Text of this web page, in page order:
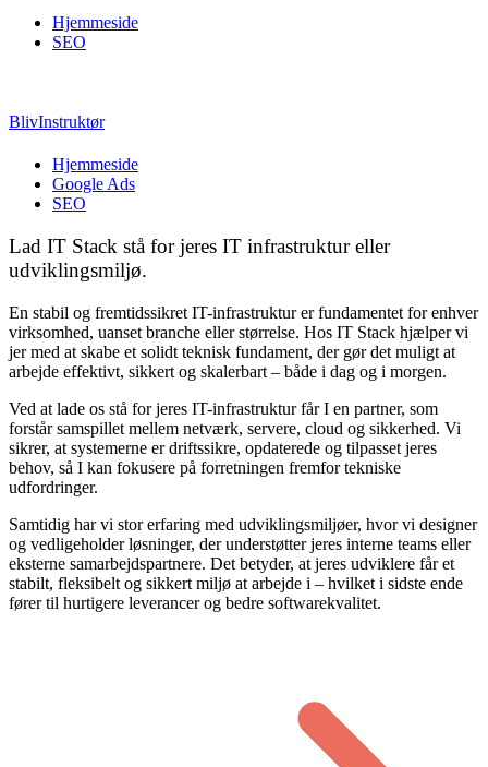
Hjemmeside
SEO
BlivInstruktør
Hjemmeside
Google Ads
SEO
Lad IT Stack stå for jeres IT infrastruktur eller
udviklingsmiljø.
En stabil og fremtidssikret IT-infrastruktur er fundamentet for enhver
virksomhed, uanset branche eller størrelse. Hos IT Stack hjælper vi
jer med at skabe et solidt teknisk fundament, der gør det muligt at
arbejde effektivt, sikkert og skalerbart – både i dag og i morgen.
Ved at lade os stå for jeres IT-infrastruktur får I en partner, som
forstår samspillet mellem netværk, servere, cloud og sikkerhed. Vi
sikrer, at systemerne er driftssikre, opdaterede og tilpasset jeres
behov, så I kan fokusere på forretningen fremfor tekniske
udfordringer.
Samtidig har vi stor erfaring med udviklingsmiljøer, hvor vi designer
og vedligeholder løsninger, der understøtter jeres interne teams eller
eksterne samarbejdspartnere. Det betyder, at jeres udviklere får et
stabilt, fleksibelt og sikkert miljø at arbejde i – hvilket i sidste ende
fører til hurtigere leverancer og bedre softwarekvalitet.